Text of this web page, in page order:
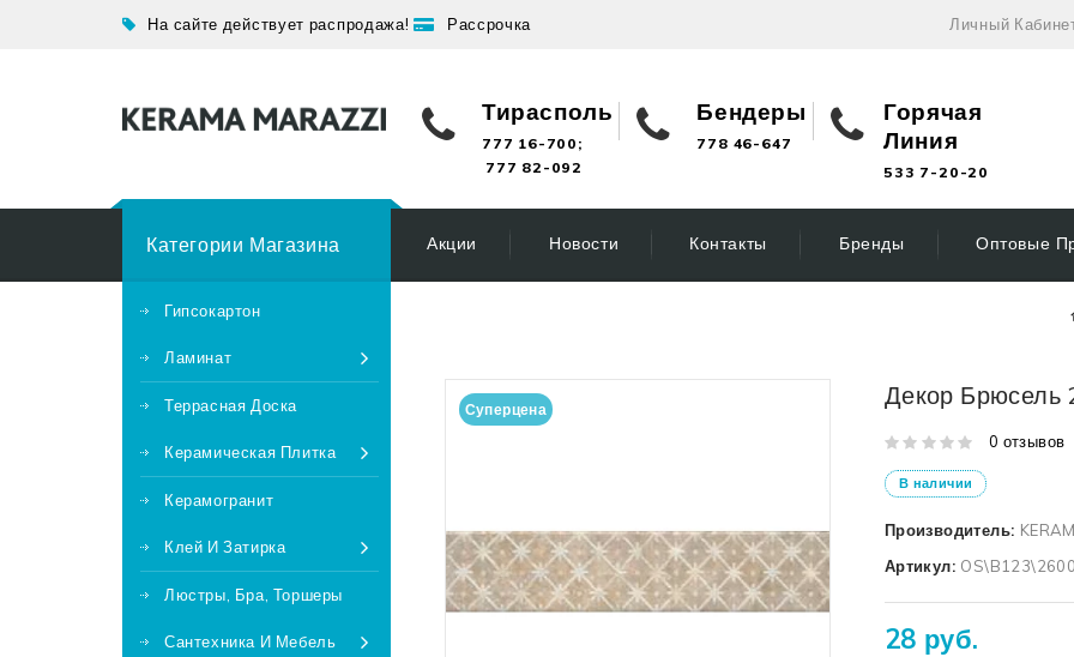
На сайте действует распродажа! Рассрочка Личный
Тирасполь
777 16-700;
777 82-092
Бендеры
778 46-647
Горячая
Линия
533 7-20-20
Акции Новости Контакты Бренды Оптовые
Категории Магазина
Гипсокартон
Ламинат
Террасная Доска
Керамическая Плитка
Керамогранит
Клей И Затирка
Люстры, Бра, Торшеры
Сантехника И Мебель
Суперцена Декор Брюсель
0 отзывов
В наличии
Производитель:
Артикул:
28 руб.